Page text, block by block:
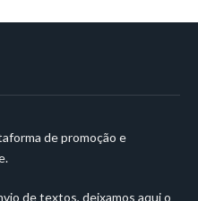
de promoção e
de textos, deixamos aqui o